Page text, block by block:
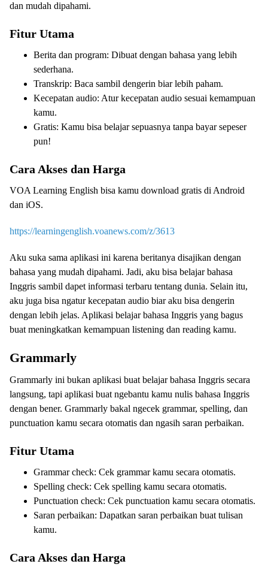
dan mudah dipahami.
Fitur Utama
Berita dan program: Dibuat dengan bahasa yang lebih
sederhana.
Transkrip: Baca sambil dengerin biar lebih paham.
Kecepatan audio: Atur kecepatan audio sesuai kemampuan
kamu.
Gratis: Kamu bisa belajar sepuasnya tanpa bayar sepeser
pun!
Cara Akses dan Harga
VOA Learning English bisa kamu download gratis di Android
dan iOS.
https://learningenglish.voanews.com/z/3613
Aku suka sama aplikasi ini karena beritanya disajikan dengan
bahasa yang mudah dipahami. Jadi, aku bisa belajar bahasa
Inggris sambil dapet informasi terbaru tentang dunia. Selain itu,
aku juga bisa ngatur kecepatan audio biar aku bisa dengerin
dengan lebih jelas. Aplikasi belajar bahasa Inggris yang bagus
buat meningkatkan kemampuan listening dan reading kamu.
Grammarly
Grammarly ini bukan aplikasi buat belajar bahasa Inggris secara
langsung, tapi aplikasi buat ngebantu kamu nulis bahasa Inggris
dengan bener. Grammarly bakal ngecek grammar, spelling, dan
punctuation kamu secara otomatis dan ngasih saran perbaikan.
Fitur Utama
Grammar check: Cek grammar kamu secara otomatis.
Spelling check: Cek spelling kamu secara otomatis.
Punctuation check: Cek punctuation kamu secara otomatis.
Saran perbaikan: Dapatkan saran perbaikan buat tulisan
kamu.
Cara Akses dan Harga